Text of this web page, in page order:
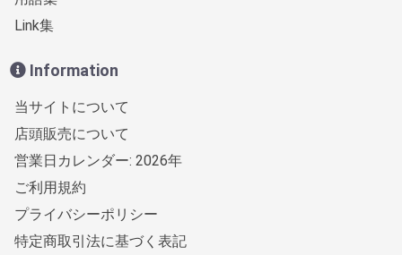
Link集
Information
当サイトについて
店頭販売について
営業日カレンダー: 2026年
ご利用規約
プライバシーポリシー
特定商取引法に基づく表記